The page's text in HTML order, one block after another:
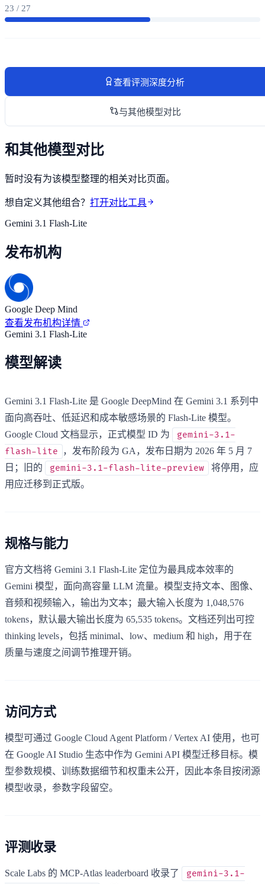
23 / 27
查看评测深度分析
与其他模型对比
和其他模型对比
暂时没有为该模型整理的相关对比页面。
想自定义其他组合？ 打开对比工具
Gemini 3.1 Flash-Lite
发布机构
Google Deep Mind
查看发布机构详情
Gemini 3.1 Flash-Lite
模型解读
Gemini 3.1 Flash-Lite 是 Google DeepMind 在 Gemini 3.1 系列中
面向高吞吐、低延迟和成本敏感场景的 Flash-Lite 模型。
Google Cloud 文档显示，正式模型 ID 为
gemini-3.1-
flash-lite
，发布阶段为 GA，发布日期为 2026 年 5 月 7
日；旧的
gemini-3.1-flash-lite-preview
将停用，应
用应迁移到正式版。
规格与能力
官方文档将 Gemini 3.1 Flash-Lite 定位为最具成本效率的
Gemini 模型，面向高容量 LLM 流量。模型支持文本、图像、
音频和视频输入，输出为文本；最大输入长度为 1,048,576
tokens，默认最大输出长度为 65,535 tokens。文档还列出可控
thinking levels，包括 minimal、low、medium 和 high，用于在
质量与速度之间调节推理开销。
访问方式
模型可通过 Google Cloud Agent Platform / Vertex AI 使用，也可
在 Google AI Studio 生态中作为 Gemini API 模型迁移目标。模
型参数规模、训练数据细节和权重未公开，因此本条目按闭源
模型收录，参数字段留空。
评测收录
Scale Labs 的 MCP-Atlas leaderboard 收录了
gemini-3.1-